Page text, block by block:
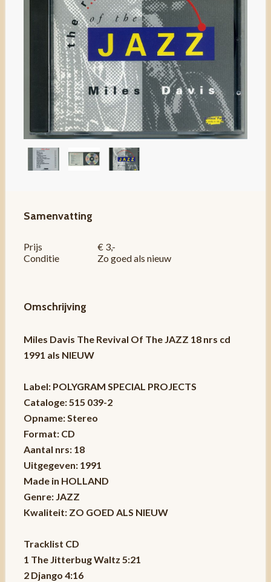
Samenvatting
Prijs
€ 3,-
Conditie
Zo goed als nieuw
Omschrijving
Miles Davis The Revival Of The JAZZ 18 nrs cd
1991 als NIEUW
Label: POLYGRAM SPECIAL PROJECTS
Cataloge: 515 039-2
Opname: Stereo
Format: CD
Aantal nrs: 18
Uitgegeven: 1991
Made in HOLLAND
Genre: JAZZ
Kwaliteit: ZO GOED ALS NIEUW
Tracklist CD
1 The Jitterbug Waltz 5:21
2 Django 4:16